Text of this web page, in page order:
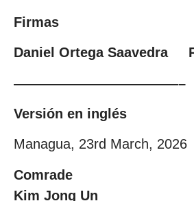
Firmas
Daniel Ortega Saavedra
————————————–
Versión en inglés
Managua, 23rd March, 2026
Comrade
Kim Jong Un